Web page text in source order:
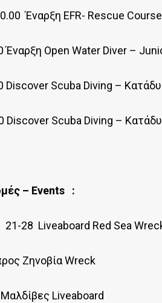
Έναρξη EFR- Rescue Course
Έναρξη Open Water Diver –
Discover Scuba Diving –
Discover Scuba Diving –
– Events :
28 Liveaboard Red Sea
Ζηνοβία Wreck
Liveaboard